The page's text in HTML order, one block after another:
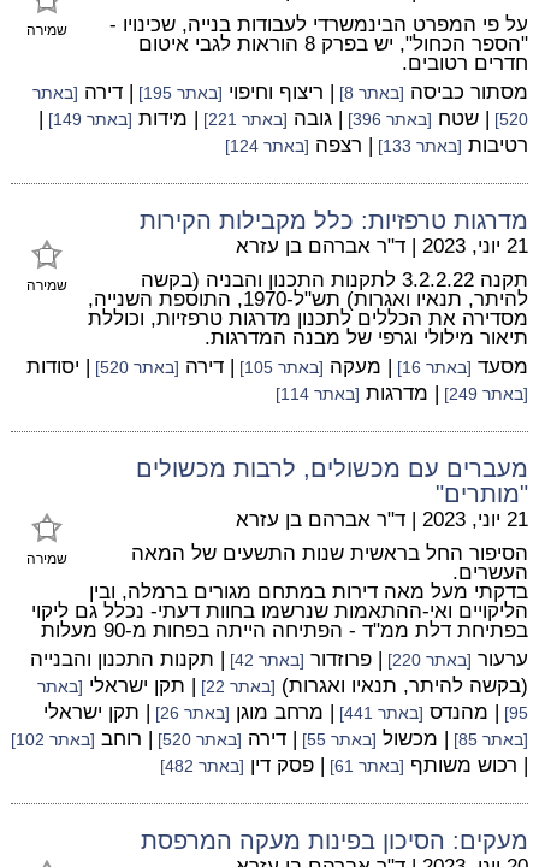
שמירה
על פי המפרט הבינמשרדי לעבודות בנייה, שכינויו -
"הספר הכחול", יש בפרק 8 הוראות לגבי איטום
חדרים רטובים.
מסתור כביסה [באתר 8] | ריצוף וחיפוי [באתר 195] | דירה [באתר
520]
| שטח [באתר 396] | גובה [באתר 221] | מידות [באתר 149]
|
רטיבות [באתר 133] | רצפה [באתר 124]
מדרגות טרפזיות: כלל מקבילות הקירות
שמירה
21 יוני, 2023 | ד"ר אברהם בן עזרא
תקנה 3.2.2.22 לתקנות התכנון והבניה (בקשה
להיתר, תנאיו ואגרות) תש"ל-1970, התוספת השנייה,
מסדירה את הכללים לתכנון מדרגות טרפזיות, וכוללת
תיאור מילולי וגרפי של מבנה המדרגות.
מסעד [באתר 16] | מעקה [באתר 105] | דירה [באתר 520] | יסודות
[באתר 249] | מדרגות [באתר 114]
מעברים עם מכשולים, לרבות מכשולים
"מותרים"
שמירה
21 יוני, 2023 | ד"ר אברהם בן עזרא
הסיפור החל בראשית שנות התשעים של המאה
העשרים.
בדקתי מעל מאה דירות במתחם מגורים ברמלה, ובין
הליקויים ואי-ההתאמות שנרשמו בחוות דעתי- נכלל גם ליקוי
בפתיחת דלת ממ"ד - הפתיחה הייתה בפחות מ-90 מעלות
ערעור [באתר 220] | פרוזדור [באתר 42]
| תקנות התכנון והבנייה
(בקשה להיתר, תנאיו ואגרות) [באתר 22] | תקן ישראלי [באתר
95]
| מהנדס [באתר 441] | מרחב מוגן [באתר 26] | תקן ישראלי
[באתר 85] | מכשול [באתר 55] | דירה [באתר 520] | רוחב [באתר 102]
| רכוש משותף [באתר 61] | פסק דין [באתר 482]
מעקים: הסיכון בפינות מעקה המרפסת